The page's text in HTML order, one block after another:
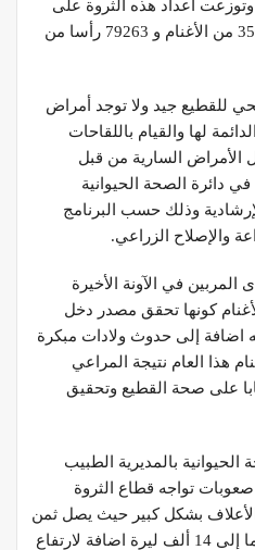
اللحوم وتوزعت أعداد هذه الثروة على
10988 رأسا من الأبقار و 350330 من الأغنام و 79263 رأسا من
للقطيع جيد ولا توجد أمراض
لها والقيام باللقاحات
الأمراض السارية من قبل
في دائرة الصحة الحيوانية
وذلك حسب البرنامج
والإصلاح الزراعي.
في الآونة الأخيرة
كونها تحقق مصدر دخل
اضافة إلى حدوث ولادات مبكرة
هذا العام نتيجة المراعي
على صحة القطيع وتحقيق
بالمديرية الطبيب
تواجه قطاع الثروة
الأعلاف بشكل كبير حيث يصل ثمن
الكيس الواحد وزن 50 كيلوغراما إلى 14 ألف ليرة اضافة لارتفاع